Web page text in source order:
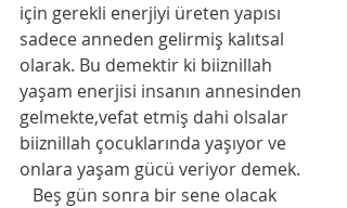
için gerekli enerjiyi üreten yapısı
sadece anneden gelirmiş kalıtsal
olarak. Bu demektir ki biiznillah
yaşam enerjisi insanın annesinden
gelmekte,vefat etmiş dahi olsalar
biiznillah çocuklarında yaşıyor ve
onlara yaşam gücü veriyor demek.
Beş gün sonra bir sene olacak